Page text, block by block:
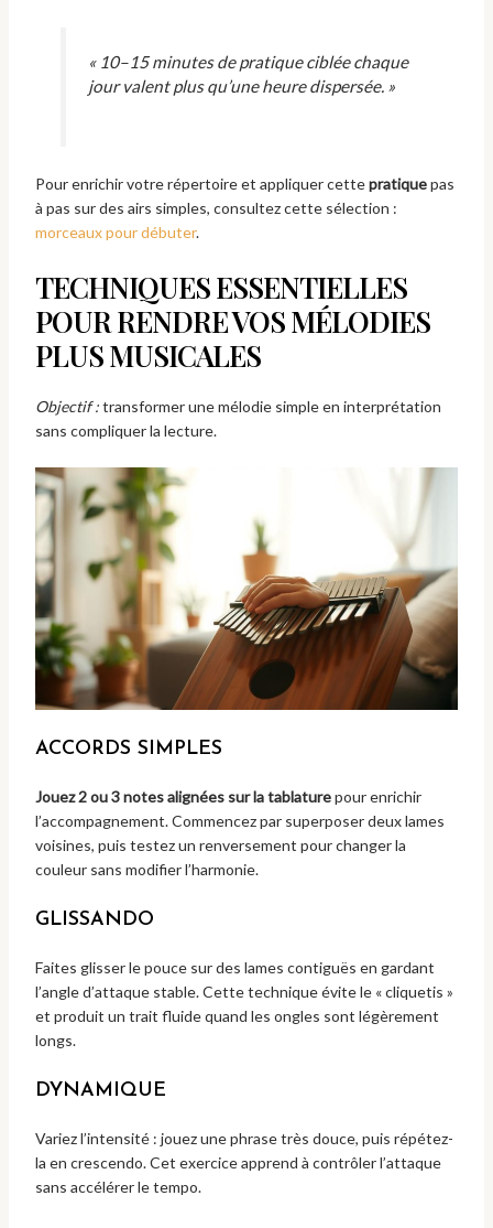
« 10–15 minutes de pratique ciblée chaque
jour valent plus qu’une heure dispersée. »
Pour enrichir votre répertoire et appliquer cettepratiquepas
à pas sur des airs simples, consultez cette sélection :
morceaux pour débuter.
TECHNIQUES ESSENTIELLES
POUR RENDRE VOS MÉLODIES
PLUS MUSICALES
Objectif :transformer une mélodie simple en interprétation
sans compliquer la lecture.
ACCORDS SIMPLES
Jouez 2 ou 3 notes alignées sur la tablaturepour enrichir
l’accompagnement. Commencez par superposer deux lames
voisines, puis testez un renversement pour changer la
couleur sans modifier l’harmonie.
GLISSANDO
Faites glisser le pouce sur des lames contiguës en gardant
l’angle d’attaque stable. Cette technique évite le « cliquetis »
et produit un trait fluide quand les ongles sont légèrement
longs.
DYNAMIQUE
Variez l’intensité : jouez une phrase très douce, puis répétez-
la en crescendo. Cet exercice apprend à contrôler l’attaque
sans accélérer le tempo.